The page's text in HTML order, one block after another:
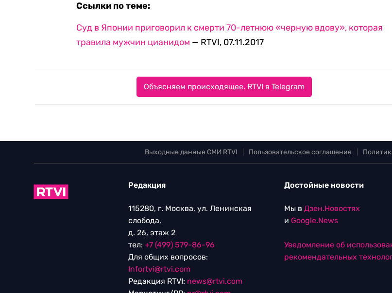
Ссылки по теме:
Суд в Японии приговорил к смерти 70-летнюю «черную вдову», которая
травила мужчин цианидом — RTVI, 07.11.2017
Объясняем происходящее. RTVI в Telegram
Выходные данные СМИ RTVI Пользовательское соглашение
Редакция
115280, г. Москва, ул. Ленинская
слобода,
д. 26, этаж 2
тел: +7 (499) 579-86-96
Для общих вопросов:
Infortvi@rtvi.com
Редакция RTVI: news@rtvi.com
Достойные новости
Мы в Дзен.Новостях
и Google.News
Уведомление об
рекомендательных